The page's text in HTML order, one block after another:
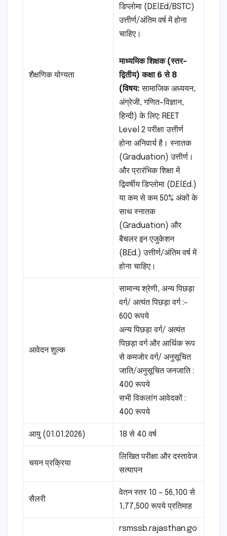
शैक्षणिक योग्यता
डिप्लोमा (D.El.Ed/BSTC)
उत्तीर्ण/अंतिम वर्ष में होना
चाहिए।
माध्यमिक शिक्षक (स्तर-
द्वितीय) कक्षा 6 से 8
(विषय:सामाजिक अध्ययन,
अंग्रेजी, गणित-विज्ञान,
हिन्दी) के लिए: REET
Level 2 परीक्षा उत्तीर्ण
होना अनिवार्य है। स्नातक
(Graduation) उत्तीर्ण।
और प्रारंभिक शिक्षा में
द्विवर्षीय डिप्लोमा (D.El.Ed.)
या कम से कम 50% अंकों के
साथ स्नातक
(Graduation) और
बैचलर इन एजुकेशन
(B.Ed.) उत्तीर्ण/अंतिम वर्ष में
होना चाहिए।
आवेदन शुल्क
सामान्य श्रेणी, अन्य पिछड़ा
वर्ग/ अत्यंत पिछड़ा वर्ग :-
600 रूपये
अन्य पिछड़ा वर्ग/ अत्यंत
पिछड़ा वर्ग और आर्थिक रूप
से कमजोर वर्ग/ अनुसूचित
जाति/अनुसूचित जनजाति :
400 रूपये
सभी विकलांग आवेदकों :
400 रूपये
आयु (01.01.2026) 18 से 40 वर्ष
चयन प्रक्रिया
लिखित परीक्षा और दस्तावेज
सत्यापन
सैलरी
वेतन स्तर 10 – 56,100 से
1,77,500 रूपये प्रतिमाह
rsmssb.rajasthan.go